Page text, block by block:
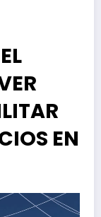
EN